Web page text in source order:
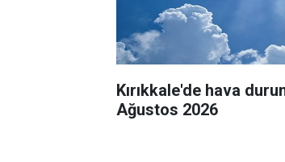
Kırıkkale'de hava
Ağustos 2026